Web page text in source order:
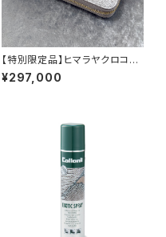
【特別限定品】ヒマラヤクロコダ
イル×ゴールドパイソン ラウン
ドファスナーウォレット
¥297,000